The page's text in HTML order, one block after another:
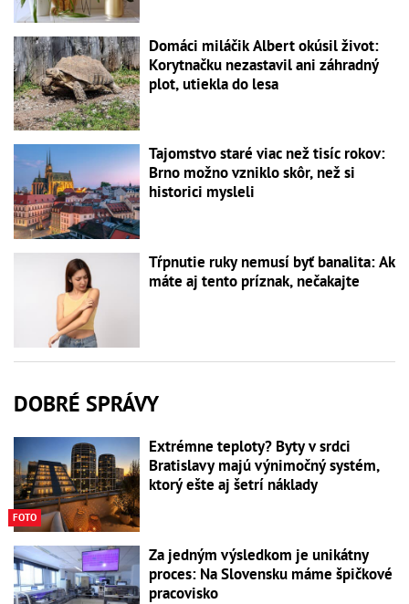
Domáci miláčik Albert okúsil život:
Korytnačku nezastavil ani záhradný
plot, utiekla do lesa
Tajomstvo staré viac než tisíc rokov:
Brno možno vzniklo skôr, než si
historici mysleli
Tŕpnutie ruky nemusí byť banalita: Ak
máte aj tento príznak, nečakajte
DOBRÉ SPRÁVY
FOTO
Extrémne teploty? Byty v srdci
Bratislavy majú výnimočný systém,
ktorý ešte aj šetrí náklady
Za jedným výsledkom je unikátny
proces: Na Slovensku máme špičkové
pracovisko